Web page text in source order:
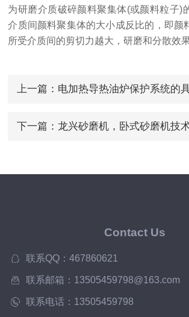
为研磨介质破碎颜料聚集体(或颜料粒子)
介质间颜料聚集体的大小成反比的，即颜
所受介质间的剪切力越大，研磨和分散效果
上一篇： 电加热导热油炉保护系统的
下一篇： 龙兴砂磨机，卧式砂磨机技
Contact Us
联系QQ：467860621
联系邮箱：13505459798@163.com
联系电话：13505459798